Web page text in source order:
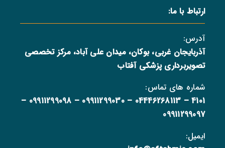
ارتباط با ما:
آدرس:
آذربایجان غربی، بوکان، میدان علی آباد، مرکز تخصصی
تصویربرداری پزشکی آفتاب
شماره های تماس:
4101
–
04446268113
–
09911299030
–
09911299098
–
09911299097
ایمیل: